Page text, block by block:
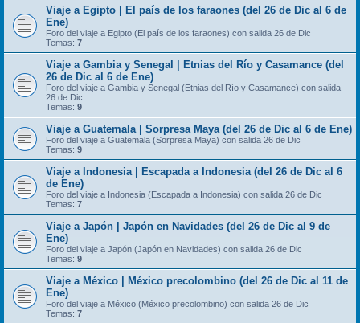
Viaje a Egipto | El país de los faraones (del 26 de Dic al 6 de
Ene)
Foro del viaje a Egipto (El país de los faraones) con salida 26 de Dic
Temas: 7
Viaje a Gambia y Senegal | Etnias del Río y Casamance (del
26 de Dic al 6 de Ene)
Foro del viaje a Gambia y Senegal (Etnias del Río y Casamance) con salida
26 de Dic
Temas: 9
Viaje a Guatemala | Sorpresa Maya (del 26 de Dic al 6 de Ene)
Foro del viaje a Guatemala (Sorpresa Maya) con salida 26 de Dic
Temas: 9
Viaje a Indonesia | Escapada a Indonesia (del 26 de Dic al 6
de Ene)
Foro del viaje a Indonesia (Escapada a Indonesia) con salida 26 de Dic
Temas: 7
Viaje a Japón | Japón en Navidades (del 26 de Dic al 9 de
Ene)
Foro del viaje a Japón (Japón en Navidades) con salida 26 de Dic
Temas: 9
Viaje a México | México precolombino (del 26 de Dic al 11 de
Ene)
Foro del viaje a México (México precolombino) con salida 26 de Dic
Temas: 7